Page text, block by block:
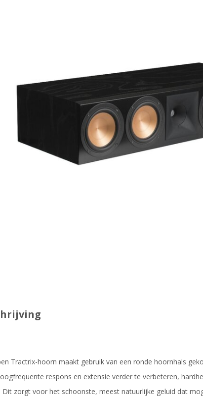
Tractrix-hoorn maakt gebruik van een ronde hoornhals
respons en extensie verder te verbeteren,
Dit zorgt voor het schoonste, meest natuurlijke geluid dat